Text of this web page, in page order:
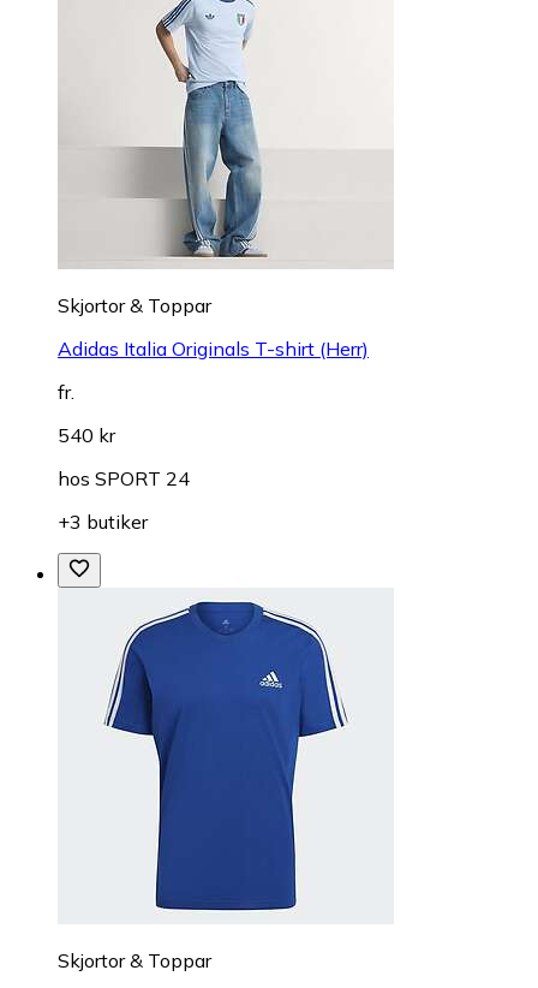
Skjortor & Toppar
Adidas Italia Originals T-shirt (Herr)
fr.
540 kr
hos SPORT 24
+3 butiker
Skjortor & Toppar